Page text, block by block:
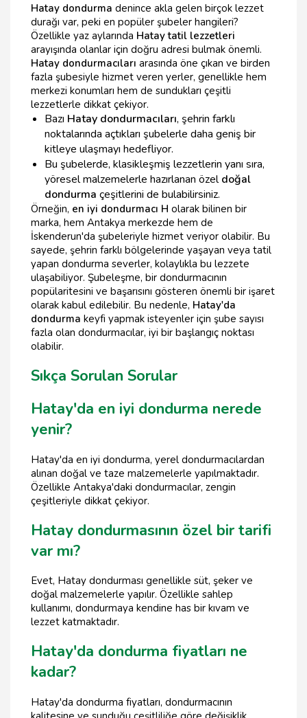
Hatay dondurma denince akla gelen birçok lezzet
durağı var, peki en popüler şubeler hangileri?
Özellikle yaz aylarında Hatay tatil lezzetleri
arayışında olanlar için doğru adresi bulmak önemli.
Hatay dondurmacıları arasında öne çıkan ve birden
fazla şubesiyle hizmet veren yerler, genellikle hem
merkezi konumları hem de sundukları çeşitli
lezzetlerle dikkat çekiyor.
Bazı Hatay dondurmacıları, şehrin farklı
noktalarında açtıkları şubelerle daha geniş bir
kitleye ulaşmayı hedefliyor.
Bu şubelerde, klasikleşmiş lezzetlerin yanı sıra,
yöresel malzemelerle hazırlanan özeldoğal
dondurma çeşitlerini de bulabilirsiniz.
Örneğin, en iyi dondurmacı H olarak bilinen bir
marka, hem Antakya merkezde hem de
İskenderun'da şubeleriyle hizmet veriyor olabilir. Bu
sayede, şehrin farklı bölgelerinde yaşayan veya tatil
yapan dondurma severler, kolaylıkla bu lezzete
ulaşabiliyor. Şubeleşme, bir dondurmacının
popülaritesini ve başarısını gösteren önemli bir işaret
olarak kabul edilebilir. Bu nedenle, Hatay'da
dondurma keyfi yapmak isteyenler için şube sayısı
fazla olan dondurmacılar, iyi bir başlangıç noktası
olabilir.
Sıkça Sorulan Sorular
Hatay'da en iyi dondurma nerede
yenir?
Hatay'da en iyi dondurma, yerel dondurmacılardan
alınan doğal ve taze malzemelerle yapılmaktadır.
Özellikle Antakya'daki dondurmacılar, zengin
çeşitleriyle dikkat çekiyor.
Hatay dondurmasının özel bir tarifi
var mı?
Evet, Hatay dondurması genellikle süt, şeker ve
doğal malzemelerle yapılır. Özellikle sahlep
kullanımı, dondurmaya kendine has bir kıvam ve
lezzet katmaktadır.
Hatay'da dondurma fiyatları ne
kadar?
Hatay'da dondurma fiyatları, dondurmacının